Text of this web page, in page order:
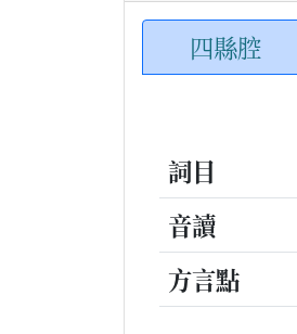
四縣腔
詞目
音讀
方言點